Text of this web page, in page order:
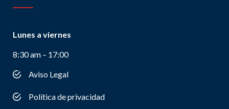
Lunes a viernes
8:30 am – 17:00
Aviso Legal
Política de privacidad